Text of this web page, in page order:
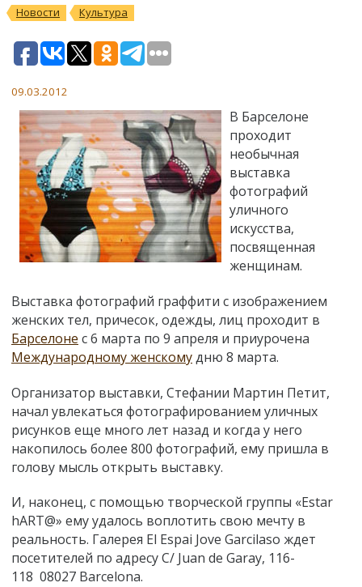
Новости Культура
09.03.2012
В Барселоне
проходит
необычная
выставка
фотографий
уличного
искусства,
посвященная
женщинам.
Выставка фотографий граффити с изображением
женских тел, причесок, одежды, лиц проходит в
Барселоне с 6 марта по 9 апреля и приурочена
Международному женскомудню 8 марта.
Организатор выставки, Стефании Мартин Петит,
начал увлекаться фотографированием уличных
рисунков еще много лет назад и когда у него
накопилось более 800 фотографий, ему пришла в
голову мысль открыть выставку.
И, наконец, с помощью творческой группы «Estar
hART@» ему удалось воплотить свою мечту в
реальность. Галерея El Espai Jove Garcilaso ждет
посетителей по адресу C/ Juan de Garay, 116-
118 08027 Barcelona.